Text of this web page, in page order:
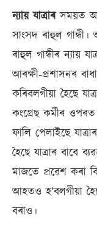
ন্যায় যাত্ৰাৰসময়ত
সাংসদ ৰাহুল
ৰাহুল গান্ধীৰ ন্যায়
আৰক্ষী-প্ৰশাসনৰ
কৰিবলগীয়া হৈছে
কংগ্ৰেছ কৰ্মীৰ
ফালি পেলাইছে
হৈছে যাত্ৰাৰ বাবে
মাজতে প্ৰৱেশ কৰা
আহতও হ’বলগীয়া
বৰাও।